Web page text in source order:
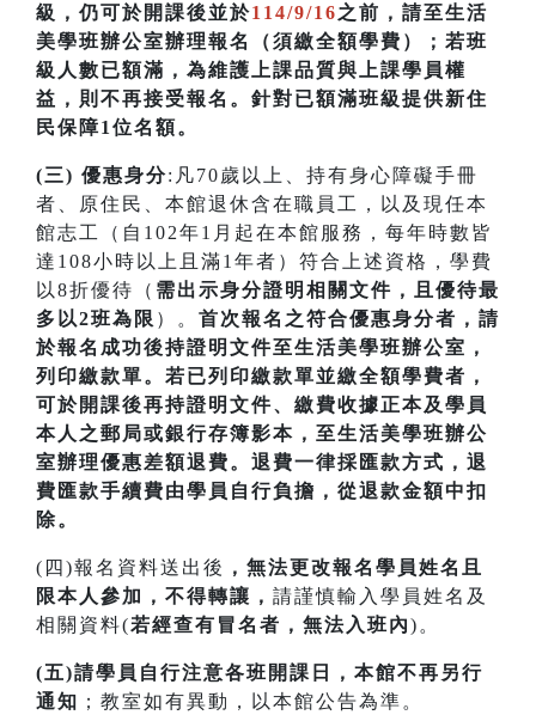
級，仍可於開課後並於114/9/16之前，請至生活
美學班辦公室辦理報名（須繳全額學費）；若班
級人數已額滿，為維護上課品質與上課學員權
益，則不再接受報名。針對已額滿班級提供新住
民保障1位名額 。
(三) 優惠身分:凡70歲以上、持有身心障礙手冊
者、原住民、本館退休含在職員工，以及現任本
館志工（自102年1月起在本館服務，每年時數皆
達108小時以上且滿1年者）符合上述資格，學費
以8折優待（ 需出示身分證明相關文件，且優待最
多以2班為限 ）。 首次報名之符合優惠身分者，請
於報名成功後持證明文件至生活美學班辦公室，
列印繳款單。若已列印繳款單並繳全額學費者，
可於開課後再持證明文件、繳費收據正本及學員
本人之郵局或銀行存簿影本，至生活美學班辦公
室辦理優惠差額退費。 退費一律採匯款方式，退
費匯款手續費由學員自行負擔，從退款金額中扣
除。
(四)報名資料送出後 ，無法更改報名學員姓名且
限本人參加，不得轉讓， 請謹慎輸入學員姓名及
相關資料(若經查有冒名者，無法入班內)。
(五)請學員自行注意各班開課日，本館不再另行
通知
；教室如有異動，以本館公告為準。